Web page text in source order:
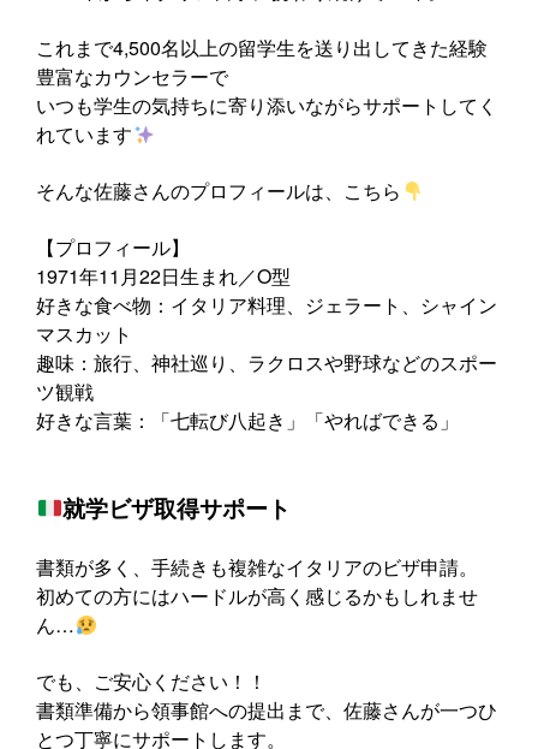
これまで4,500名以上の留学生を送り出してきた経験
豊富なカウンセラーで
いつも学生の気持ちに寄り添いながらサポートしてく
れています
そんな佐藤さんのプロフィールは、こちら
【プロフィール】
1971年11月22日生まれ／O型
好きな食べ物：イタリア料理、ジェラート、シャイン
マスカット
趣味：旅行、神社巡り、ラクロスや野球などのスポー
ツ観戦
好きな言葉：「七転び八起き」「やればできる」
就学ビザ取得サポート
書類が多く、手続きも複雑なイタリアのビザ申請。
初めての方にはハードルが高く感じるかもしれませ
ん…
でも、ご安心ください！！
書類準備から領事館への提出まで、佐藤さんが一つひ
とつ丁寧にサポートします。